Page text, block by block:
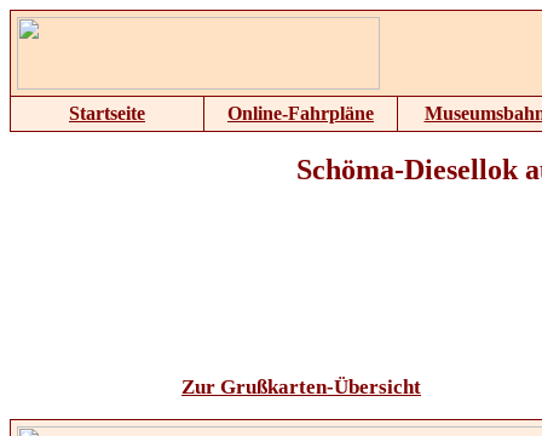
Startseite Online-Fahrpläne
Schöma-Diesellok
Zur Grußkarten-Übersicht